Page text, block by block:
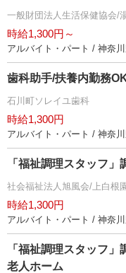
一般財団法人生活保健協会/
時給1,300円～
アルバイト・パート / 神奈
歯科助手/扶養内勤務
石川町ソレイユ歯科
時給1,300円
アルバイト・パート / 神奈
「福祉調理スタッフ
社会福祉法人旭風会/上白根
時給1,300円
アルバイト・パート / 神奈
「福祉調理スタッフ
老人ホーム